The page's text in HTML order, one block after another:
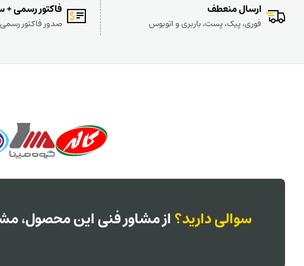
ارسال منعطف
فوری، پیک، پست، باربری و اتوبوس
فاکتور رسمی +
صدور فاکتور
سوالی دارید؟از مشاور فنی این محصول،